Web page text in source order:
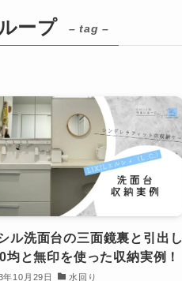
ープ – tag –
ル洗面台の三面鏡裏と引出し
均と無印を使った収納実例！
年10月29日 水回り